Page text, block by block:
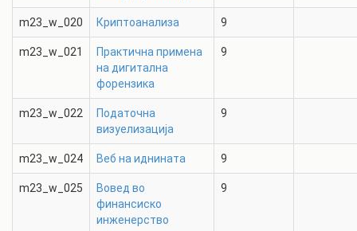
m23_w_020 Криптоанализа 9
m23_w_021
Практична примена
на дигитална
форензика
9
m23_w_022
Податочна
визуелизација
9
m23_w_024 Веб на иднината 9
m23_w_025
Вовед во
финансиско
инженерство
9